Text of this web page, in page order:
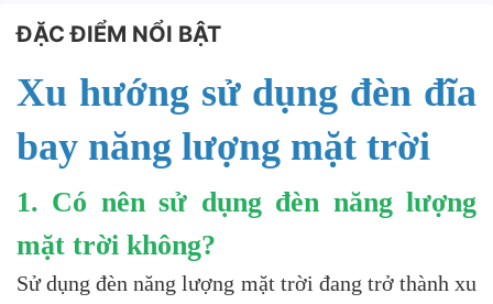
ĐẶC ĐIỂM NỔI BẬT
Xu hướng sử dụng đèn đĩa
bay năng lượng mặt trời
1. Có nên sử dụng đèn năng lượng
mặt trời không?
Sử dụng đèn năng lượng mặt trời đang trở thành xu